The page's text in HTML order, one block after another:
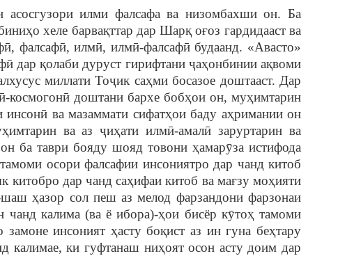
асосгузори илми фалсафа ва низомбахши он. Ба
хеле барвақттар дар Шарқ оғоз гардидааст ва
фалсафӣ, илмӣ, илмӣ-фалсафӣ будаанд. «Авасто»
дар қолаби дуруст гирифтани ҷаҳонбинии ақвоми
миллати Тоҷик саҳми босазое доштааст. Дар
космогонӣ доштани бархе бобҳои он, муҳимтарин
инсонӣ ва мазаммати сифатҳои баду аҳримании он
ва аз ҷиҳати илмӣ-амалӣ заруртарин ва
ба таври бояду шояд товони ҳамарӯза истифода
осори фалсафии инсониятро дар чанд китоб
китобро дар чанд саҳифаи китоб ва мағзу моҳияти
ҳазор сол пеш аз мелод фарзандони фарзонаи
калима (ва ё ибора)-ҳои бисёр кӯтоҳ тамоми
инсоният ҳасту боқист аз ин гуна беҳтару
калимае, ки гуфтанаш ниҳоят осон асту доим дар